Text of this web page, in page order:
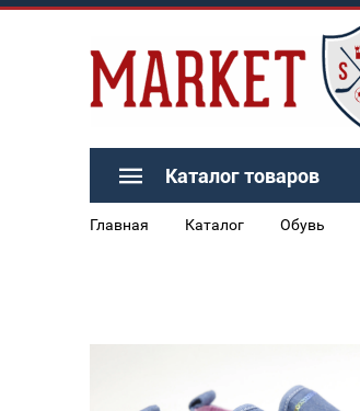
Каталог товаров
Главная Каталог Обувь